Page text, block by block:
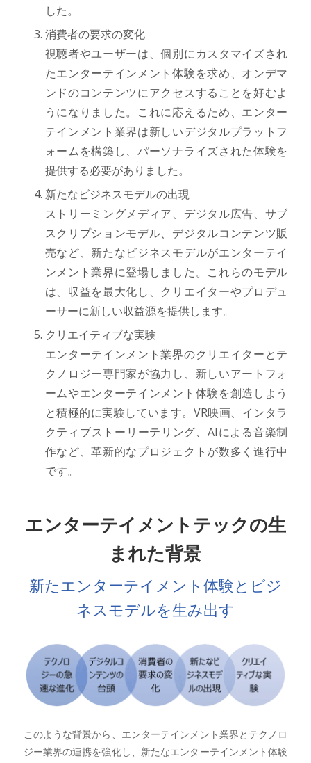
した。
消費者の要求の変化
視聴者やユーザーは、個別にカスタマイズされ
たエンターテインメント体験を求め、オンデマ
ンドのコンテンツにアクセスすることを好むよ
うになりました。これに応えるため、エンター
テインメント業界は新しいデジタルプラットフ
ォームを構築し、パーソナライズされた体験を
提供する必要がありました。
新たなビジネスモデルの出現
ストリーミングメディア、デジタル広告、サブ
スクリプションモデル、デジタルコンテンツ販
売など、新たなビジネスモデルがエンターテイ
ンメント業界に登場しました。これらのモデル
は、収益を最大化し、クリエイターやプロデュ
ーサーに新しい収益源を提供します。
クリエイティブな実験
エンターテインメント業界のクリエイターとテ
クノロジー専門家が協力し、新しいアートフォ
ームやエンターテインメント体験を創造しよう
と積極的に実験しています。VR映画、インタラ
クティブストーリーテリング、AIによる音楽制
作など、革新的なプロジェクトが数多く進行中
です。
エンターテイメントテックの生
まれた背景
新たエンターテイメント体験とビジ
ネスモデルを生み出す
このような背景から、エンターテインメント業界とテクノロ
ジー業界の連携を強化し、新たなエンターテインメント体験